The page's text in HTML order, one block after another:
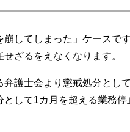
してしまった」ケースで
ざるをえなくなります。
護士会より懲戒処分とし
して1カ月を超える業務停